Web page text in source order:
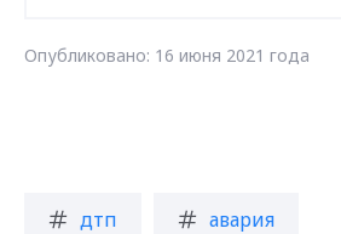
Опубликовано: 16 июня 2021 года
дтп авария